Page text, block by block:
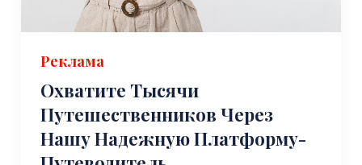
Реклама
Охватите Тысячи
Путешественников Через
Нашу Надежную Платформу-